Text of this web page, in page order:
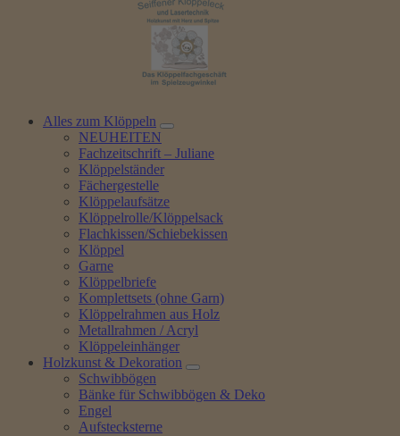
Alles zum Klöppeln
NEUHEITEN
Fachzeitschrift – Juliane
Klöppelständer
Fächergestelle
Klöppelaufsätze
Klöppelrolle/Klöppelsack
Flachkissen/Schiebekissen
Klöppel
Garne
Klöppelbriefe
Komplettsets (ohne Garn)
Klöppelrahmen aus Holz
Metallrahmen / Acryl
Klöppeleinhänger
Holzkunst & Dekoration
Schwibbögen
Bänke für Schwibbögen & Deko
Engel
Aufstecksterne